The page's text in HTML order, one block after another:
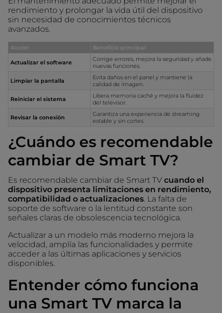
rendimiento y prolongar la vida útil del dispositivo
sin necesidad de conocimientos técnicos
avanzados.
Acción Beneficio principal
Actualizar el software
Corrige errores, mejora la seguridad y añade
nuevas funciones.
Limpiar la pantalla
Evita daños en el panel y mantiene la
calidad de imagen.
Reiniciar el sistema
Libera memoria caché y mejora la fluidez
del televisor.
Revisar la conexión
Garantiza una experiencia de streaming
estable y sin cortes.
¿Cuándo es recomendable
cambiar de Smart TV?
Es recomendable cambiar de Smart TV cuando el
dispositivo presenta limitaciones en rendimiento,
compatibilidad o actualizaciones. La falta de
soporte de software o la lentitud constante son
señales claras de obsolescencia tecnológica.
Actualizar a un modelo más moderno mejora la
velocidad, amplía las funcionalidades y permite
acceder a las últimas aplicaciones y servicios
disponibles.
Entender cómo funciona
una Smart TV marca la